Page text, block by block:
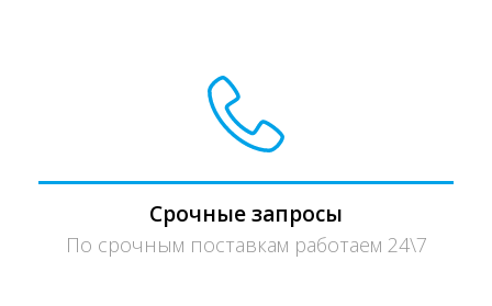
Срочные запросы
По срочным поставкам работаем 24\7